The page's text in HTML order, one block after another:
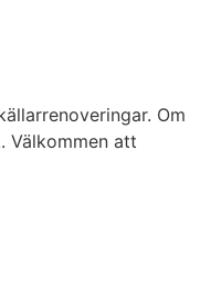
Om
Välkommen att